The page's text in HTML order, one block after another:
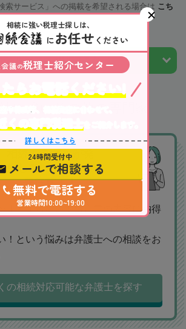
索サービス」への掲載を希望される場合は こち
区町村から 税理士を探す
に強いその他の専門家
相続トラブルが発
生している場合は
要注意！！
まとまらない！遺言書の内容に納得
！という悩みは弁護士への相談をお
の相続対応可能な弁護士を探す
相続に強い税理士探しは、
にお任せ ください
議の税理士紹介センター
産や株式等、相続資産に合わせて、
くの専門税理士
をご紹介します。
詳しくはこちら
24時間受付中
メールで相談する
無料で電話する
営業時間10:00~19:00